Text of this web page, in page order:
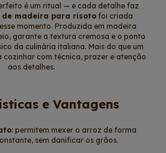
é um ritual — e cada detalhe faz
de madeira para risotofoi criada
momento. Produzida em madeira
garante a textura cremosa e o ponto
da culinária italiana. Mais do que um
cozinhar com técnica, prazer e atenção
aos detalhes.
e Vantagens
permitem mexer o arroz de forma
sem danificar os grãos.